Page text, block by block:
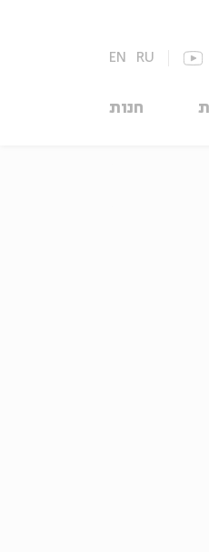
EN RU
חנות